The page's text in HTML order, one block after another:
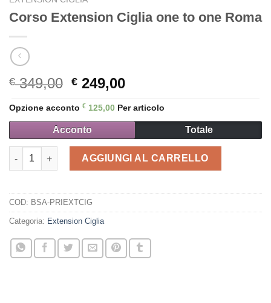
Corso Extension Ciglia one to one Roma
€349,00 Il
originale
era:
€ 349,00.
€ 249,00Il
attuale
è:
€ 249,00.
Opzione acconto € 125,00 Per articolo
Acconto Totale
Corso Extension Ciglia one to one Roma quantità
AGGIUNGI AL CARRELLO
COD: BSA-PRIEXTCIG
Categoria: Extension Ciglia